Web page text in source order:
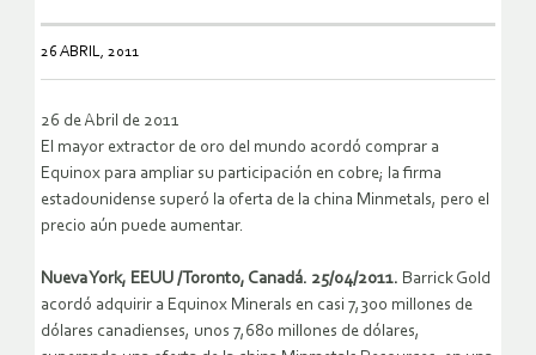
26 ABRIL, 2011
26 de Abril de 2011
El mayor extractor de oro del mundo acordó comprar a
Equinox para ampliar su participación en cobre; la firma
estadounidense superó la oferta de la china Minmetals, pero el
precio aún puede aumentar.
Nueva York, EEUU /Toronto, Canadá. 25/04/2011. Barrick Gold
acordó adquirir a Equinox Minerals en casi 7,300 millones de
dólares canadienses, unos 7,680 millones de dólares,